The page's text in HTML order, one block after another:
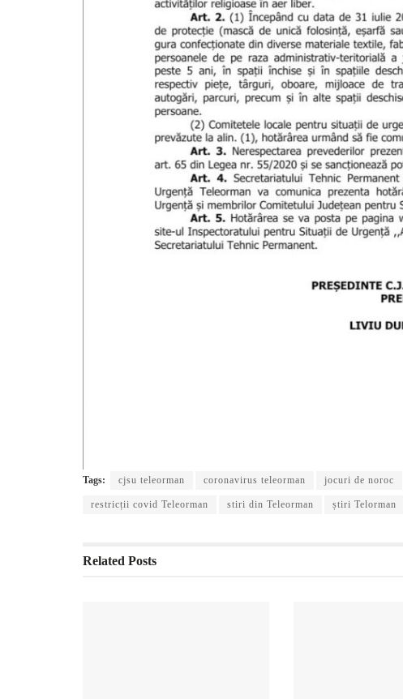
Tags: cjsu teleorman coronavirus teleorman jocuri de noroc
restricții covid Teleorman stiri din Teleorman știri Telorman
Related Posts